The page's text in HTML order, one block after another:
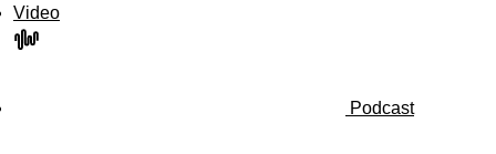
Video
Podcast